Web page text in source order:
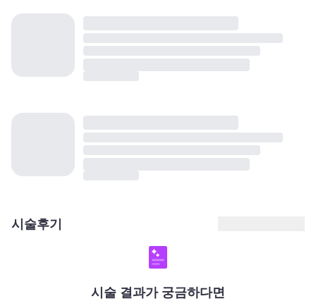
시술후기
시술 결과가 궁금하다면